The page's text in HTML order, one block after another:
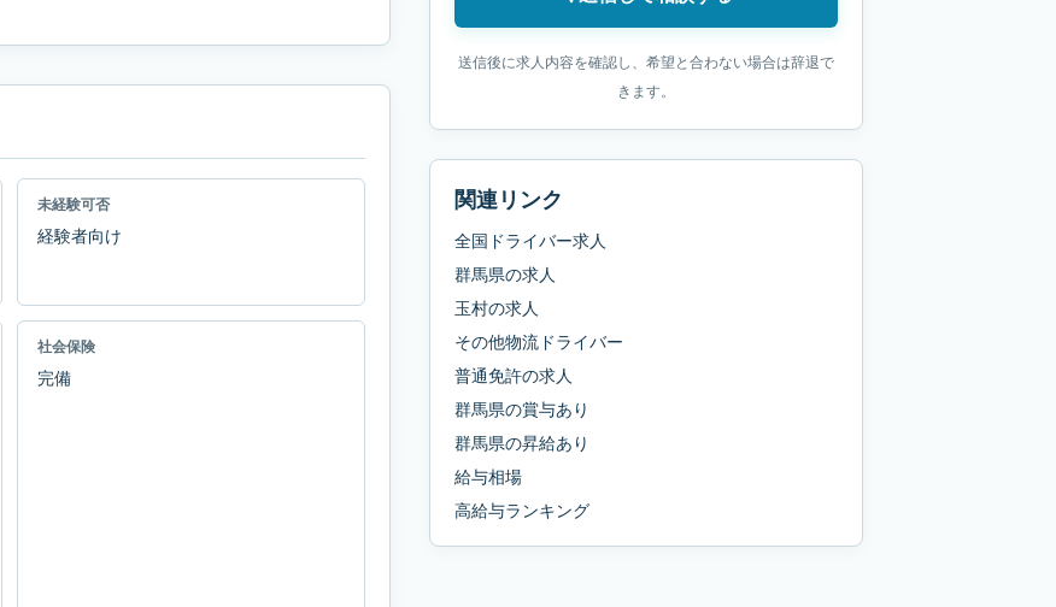
未経験可否
経験者向け
社会保険
完備
送信後に求人内容を確認し、希望と合わない場合は辞退で
きます。
関連リンク
全国ドライバー求人
群馬県の求人
玉村の求人
その他物流ドライバー
普通免許の求人
群馬県の賞与あり
群馬県の昇給あり
給与相場
高給与ランキング